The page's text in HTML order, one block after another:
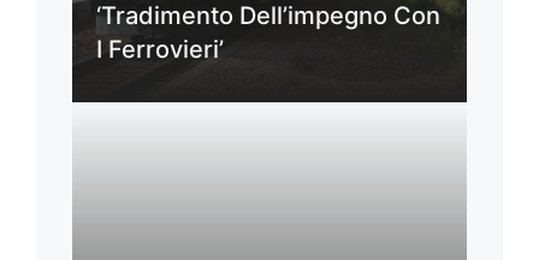
‘Tradimento Dell’impegno Con
I Ferrovieri’